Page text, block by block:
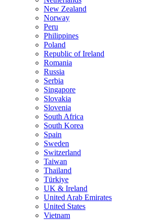
New Zealand
Norway
Peru
Philippines
Poland
Republic of Ireland
Romania
Russia
Serbia
Singapore
Slovakia
Slovenia
South Africa
South Korea
Spain
Sweden
Switzerland
Taiwan
Thailand
Türkiye
UK & Ireland
United Arab Emirates
United States
Vietnam